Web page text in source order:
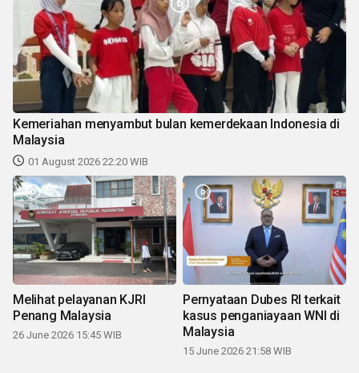
Kemeriahan menyambut bulan kemerdekaan Indonesia di
Malaysia
01 August 2026 22:20 WIB
Melihat pelayanan KJRI
Penang Malaysia
26 June 2026 15:45 WIB
Pernyataan Dubes RI terkait
kasus penganiayaan WNI di
Malaysia
15 June 2026 21:58 WIB